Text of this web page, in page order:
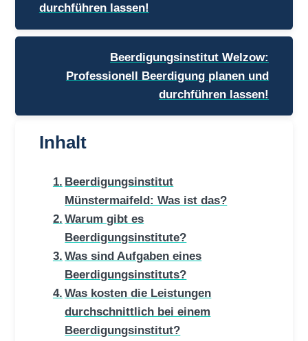
durchführen lassen!
Beerdigungsinstitut Welzow:
Professionell Beerdigung planen und
durchführen lassen!
Inhalt
Beerdigungsinstitut
Münstermaifeld: Was ist das?
Warum gibt es
Beerdigungsinstitute?
Was sind Aufgaben eines
Beerdigungsinstituts?
Was kosten die Leistungen
durchschnittlich bei einem
Beerdigungsinstitut?